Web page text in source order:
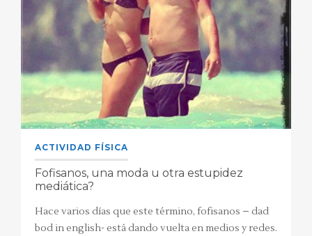
ACTIVIDAD FÍSICA
Fofisanos, una moda u otra estupidez
mediática?
Hace varios días que este término, fofisanos – dad
bod in english- está dando vuelta en medios y redes.